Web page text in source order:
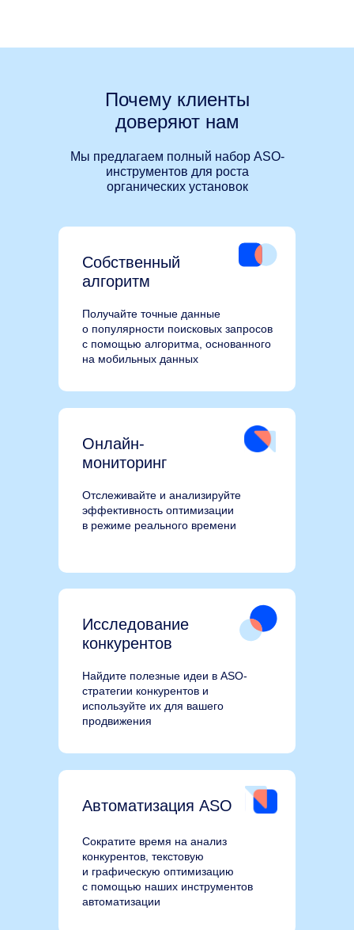
Собственный
алгоритм
Получайте точные данные
о популярности поисковых запросов
с помощью алгоритма, основанного
на мобильных данных
Почему клиенты
доверяют нам
Мы предлагаем полный набор ASO-
инструментов для роста
органических установок
Онлайн-
мониторинг
Отслеживайте и анализируйте
эффективность оптимизации
в режиме реального времени
Исследование
конкурентов
Найдите полезные идеи в ASO-
стратегии конкурентов и
используйте их для вашего
продвижения
Автоматизация ASO
Сократите время на анализ
конкурентов, текстовую
и графическую оптимизацию
с помощью наших инструментов
автоматизации